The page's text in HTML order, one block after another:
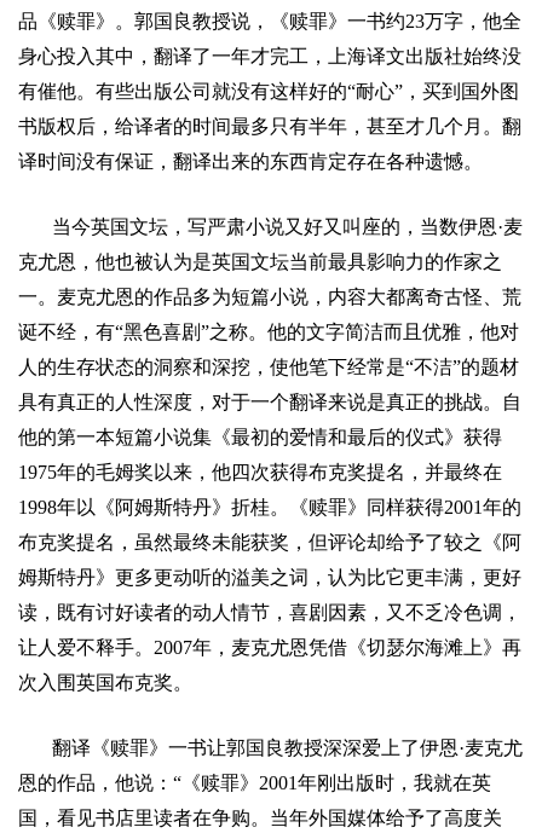
品《赎罪》。 郭国良教授说，《赎罪》一书约23万字，他全
身心投入其中，翻译了一年才完工，上海译文出版社始终没
有催他。有些出版公司就没有这样好的“耐心” ，买到国外图
书版权后，给译者的时间最多只有半年，甚至才几个月。翻
译时间没有保证，翻译出来的东西肯定存在各种遗憾。
当今英国文坛，写严肃小说又好又叫座的，当数伊恩·麦
克尤恩，他也被认为是英国文坛当前最具影响力的作家之
一。麦克尤恩的作品多为短篇小说，内容大都离奇古怪、荒
诞不经，有“黑色喜剧”之称。他的文字简洁而且优雅，他对
人的生存状态的洞察和深挖，使他笔下经常是“不洁”的题材
具有真正的人性深度，对于一个翻译来说是真正的挑战。自
他的第一本短篇小说集《最初的爱情和最后的仪式》获得
1975年的毛姆奖以来，他四次获得布克奖提名，并最终在
1998年以《阿姆斯特丹》折桂。《赎罪》同样获得2001年的
布克奖提名，虽然最终未能获奖，但评论却给予了较之《阿
姆斯特丹》更多更动听的溢美之词，认为比它更丰满，更好
读，既有讨好读者的动人情节，喜剧因素，又不乏冷色调，
让人爱不释手。 2007年，麦克尤恩凭借《切瑟尔海滩上》再
次入围英国布克奖。
翻译《赎罪》一书让郭国良教授深深爱上了伊恩·麦克尤
恩的作品，他说： “ 《赎罪》 2001年刚出版时，我就在英
国，看见书店里读者在争购。当年外国媒体给予了高度关